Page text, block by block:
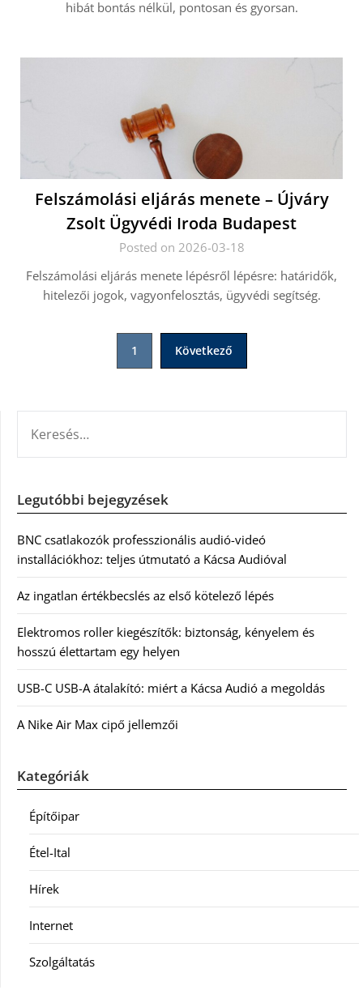
hibát bontás nélkül, pontosan és gyorsan.
Felszámolási eljárás menete – Újváry
Zsolt Ügyvédi Iroda Budapest
Posted on 2026-03-18
Felszámolási eljárás menete lépésről lépésre: határidők,
hitelezői jogok, vagyonfelosztás, ügyvédi segítség.
1 Következő
Legutóbbi bejegyzések
BNC csatlakozók professzionális audió-videó
installációkhoz: teljes útmutató a Kácsa Audióval
Az ingatlan értékbecslés az első kötelező lépés
Elektromos roller kiegészítők: biztonság, kényelem és
hosszú élettartam egy helyen
USB-C USB-A átalakító: miért a Kácsa Audió a megoldás
A Nike Air Max cipő jellemzői
Kategóriák
Építőipar
Étel-Ital
Hírek
Internet
Szolgáltatás